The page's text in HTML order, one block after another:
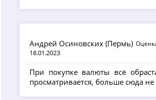
Андрей Осиновских (Пермь)
18.01.2023
При покупке валюты всё
просматривается, больше сюда